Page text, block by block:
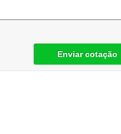
Enviar cotação